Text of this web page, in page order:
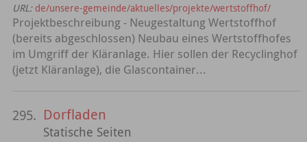
URL: de/unsere-gemeinde/aktuelles/projekte/wertstoffhof/
Projektbeschreibung - Neugestaltung Wertstoffhof
(bereits abgeschlossen) Neubau eines Wertstoffhofes
im Umgriff der Kläranlage. Hier sollen der Recyclinghof
(jetzt Kläranlage), die Glascontainer...
295. Dorfladen
Statische Seiten